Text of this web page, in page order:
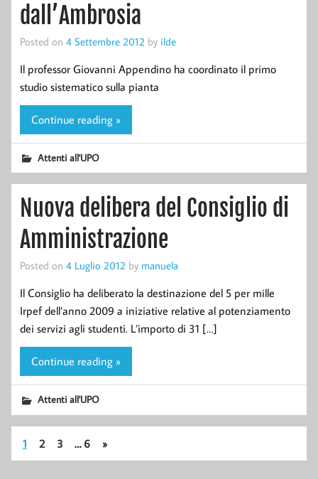
dall’Ambrosia
Posted on 4 Settembre 2012 by ilde
Il professor Giovanni Appendino ha coordinato il primo
studio sistematico sulla pianta
Continue reading »
Attenti all'UPO
Nuova delibera del Consiglio di
Amministrazione
Posted on 4 Luglio 2012 by manuela
Il Consiglio ha deliberato la destinazione del 5 per mille
Irpef dell’anno 2009 a iniziative relative al potenziamento
dei servizi agli studenti. L’importo di 31 […]
Continue reading »
Attenti all'UPO
1 2 3 … 6 »